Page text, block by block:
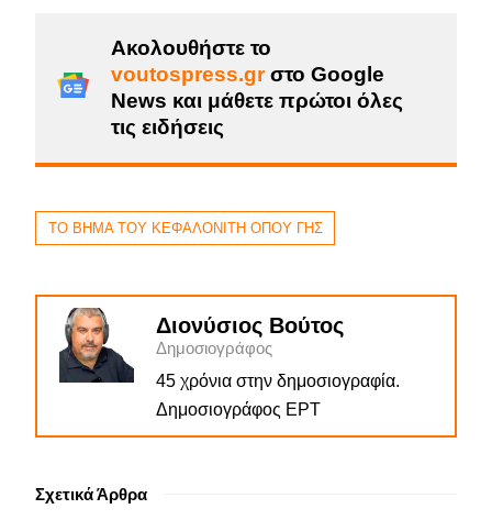
Ακολουθήστε το
voutospress.grστο Google
News και μάθετε πρώτοι όλες
τις ειδήσεις
ΤΟ ΒΗΜΑ ΤΟΥ ΚΕΦΑΛΟΝΙΤΗ ΟΠΟΥ ΓΗΣ
Διονύσιος Βούτος
Δημοσιογράφος
45 χρόνια στην δημοσιογραφία.
Δημοσιογράφος ΕΡΤ
Σχετικά Άρθρα